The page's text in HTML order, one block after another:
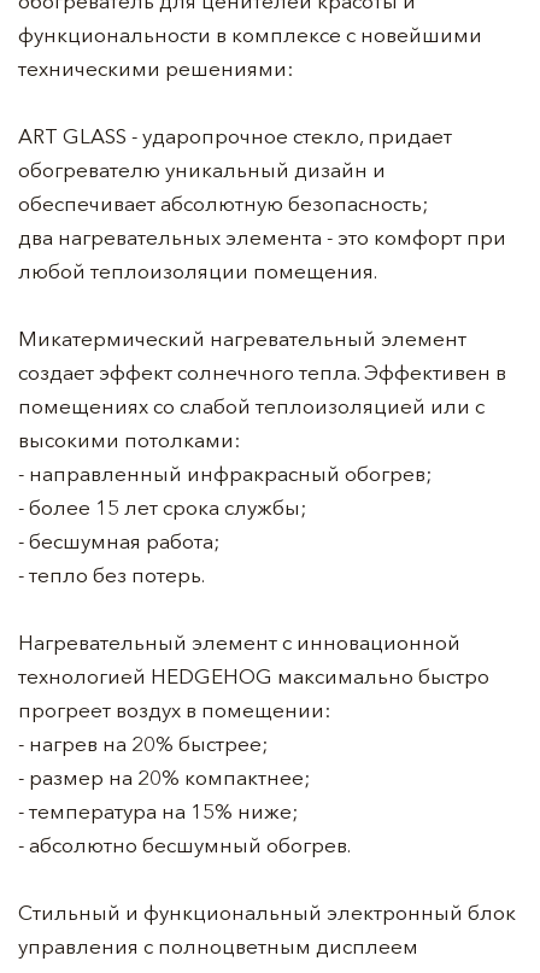
функциональности в комплексе с новейшими
техническими решениями:
ART GLASS - ударопрочное стекло, придает
обогревателю уникальный дизайн и
обеспечивает абсолютную безопасность;
два нагревательных элемента - это комфорт при
любой теплоизоляции помещения.
Микатермический нагревательный элемент
создает эффект солнечного тепла. Эффективен в
помещениях со слабой теплоизоляцией или с
высокими потолками:
- направленный инфракрасный обогрев;
- более 15 лет срока службы;
- бесшумная работа;
- тепло без потерь.
Нагревательный элемент с инновационной
технологией HEDGEHOG максимально быстро
прогреет воздух в помещении:
- нагрев на 20% быстрее;
- размер на 20% компактнее;
- температура на 15% ниже;
- абсолютно бесшумный обогрев.
Стильный и функциональный электронный блок
управления с полноцветным дисплеем